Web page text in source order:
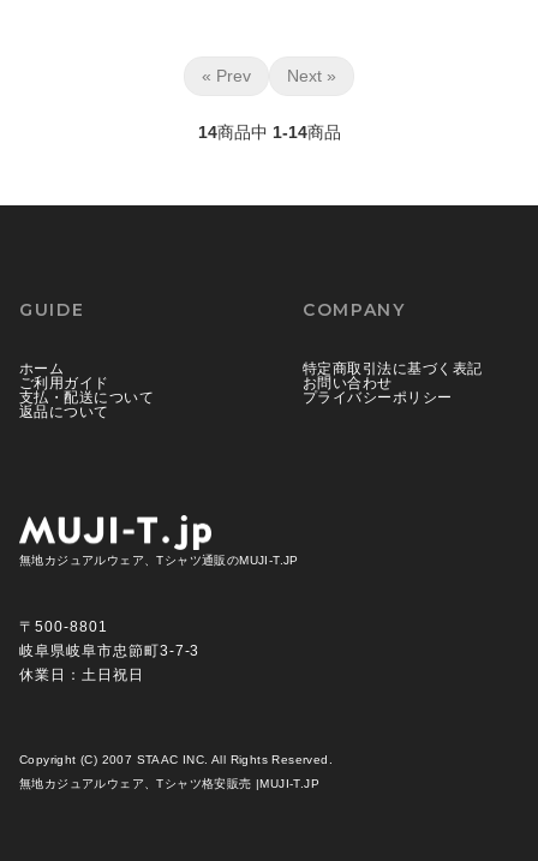
« Prev Next »
14商品中 1-14商品
無地カジュアルウェア、Tシャツ通販のMUJI-T.JP
〒500-8801
岐阜県岐阜市忠節町3-7-3
休業日：土日祝日
Copyright (C) 2007 STAAC INC. All Rights Reserved.
無地カジュアルウェア、Tシャツ格安販売 |MUJI-T.JP
GUIDE
ホーム
ご利用ガイド
支払・配送について
返品について
COMPANY
特定商取引法に基づく表記
お問い合わせ
プライバシーポリシー